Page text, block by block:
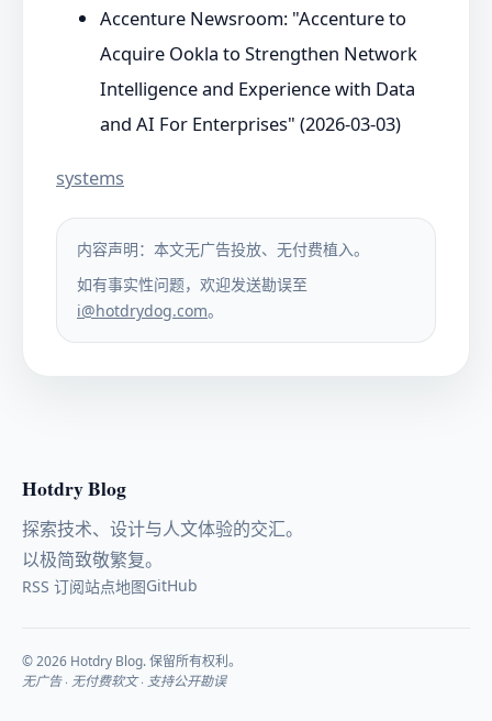
Accenture Newsroom: "Accenture to
Acquire Ookla to Strengthen Network
Intelligence and Experience with Data
and AI For Enterprises" (2026-03-03)
systems
内容声明：本文无广告投放、无付费植入。
如有事实性问题，欢迎发送勘误至
i@hotdrydog.com。
Hotdry Blog
探索技术、设计与人文体验的交汇。
以极简致敬繁复。
RSS 订阅站点地图GitHub
© 2026 Hotdry Blog. 保留所有权利。
无广告 · 无付费软文 · 支持公开勘误